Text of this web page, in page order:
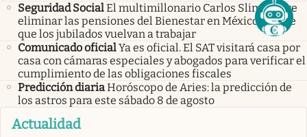
Seguridad SocialEl multimillonario Carlos Slim quiere
eliminar las pensiones del Bienestar en México: quiere
que los jubilados vuelvan a trabajar
Comunicado oficialYa es oficial. El SAT visitará casa por
casa con cámaras especiales y abogados para verificar el
cumplimiento de las obligaciones fiscales
Predicción diariaHoróscopo de Aries: la predicción de
los astros para este sábado 8 de agosto
Actualidad